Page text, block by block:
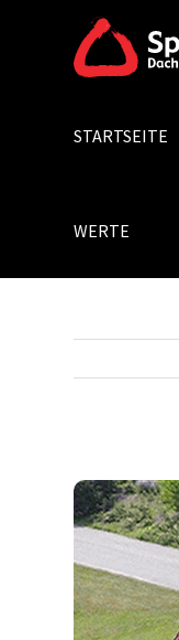
Search
STARTSEITE
WERTE